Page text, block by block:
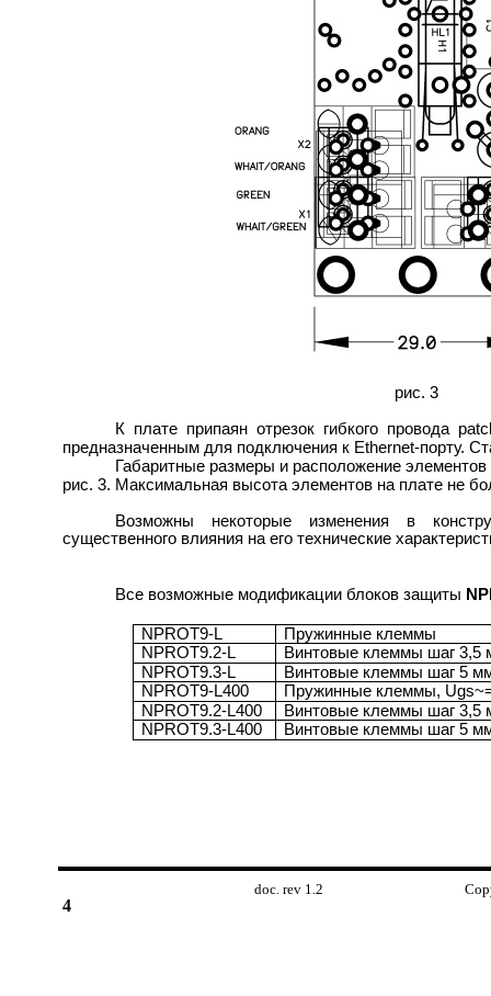
рис. 3
К плате припаян отрезок гибкого провода
предназначенным для подключения к Ethernet-порту.
Габаритные размеры и расположение
рис. 3. Максимальная высота элементов на плате не
Возможны некоторые изменения в
существенного влияния на его технические
Все возможные модификации блоков защиты
NPROT9-L
NPROT9.2-L
Пружинные клеммы
Винтовые клеммы шаг 3,5
NPROT9.3-L
NPROT9-L400
Винтовые клеммы шаг 5
Пружинные клеммы,
NPROT9.2-L400
NPROT9.3-L400
Винтовые клеммы шаг 3,5
Винтовые клеммы шаг 5
doc. rev 1.2 Copyright ©
4